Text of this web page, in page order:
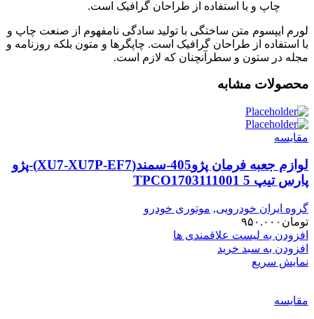
چاپ و با استفاده از طراحان گرافیک است.
لورم ایپسوم متن ساختگی با تولید سادگی نامفهوم از صنعت چاپ و
با استفاده از طراحان گرافیک است. چاپگرها و متون بلکه روزنامه و
مجله در ستون و سطرآنچنان که لازم است.
محصولات مشابه
مقایسه
لوازم جعبه فرمان پژو405-سمند(XU7-XU7P-EF7)-پژو
پارس تیپ 5 TPCO1703111001
گروه ایران خودرویی, موتوری خودرو
تومان ۹۵۰.۰۰۰
افزودن به لیست علاقمندی ها
افزودن به سبد خرید
نمایش سریع
مقایسه